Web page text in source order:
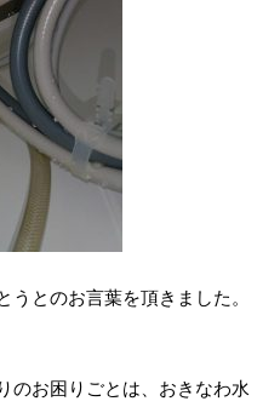
とのお言葉を頂きました。
のお困りごとは、おきなわ水